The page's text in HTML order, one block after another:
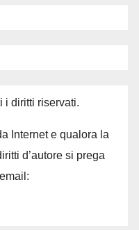
i diritti riservati.
Internet e qualora la
d’autore si prega